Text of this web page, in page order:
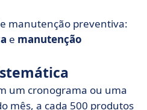
manutenção preventiva:
e manutenção
um cronograma ou uma
mês, a cada 500 produtos